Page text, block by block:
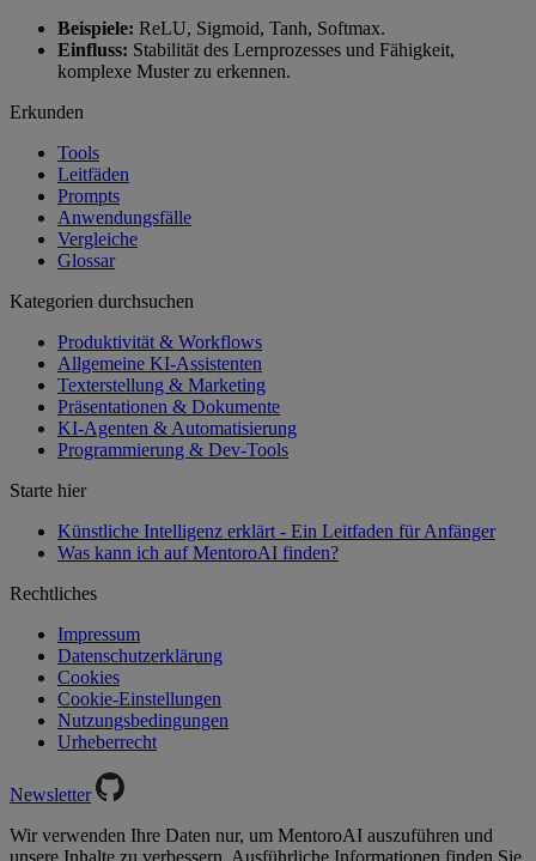
Beispiele: ReLU, Sigmoid, Tanh, Softmax.
Einfluss: Stabilität des Lernprozesses und Fähigkeit,
komplexe Muster zu erkennen.
Erkunden
Tools
Leitfäden
Prompts
Anwendungsfälle
Vergleiche
Glossar
Kategorien durchsuchen
Produktivität & Workflows
Allgemeine KI-Assistenten
Texterstellung & Marketing
Präsentationen & Dokumente
KI-Agenten & Automatisierung
Programmierung & Dev-Tools
Starte hier
Künstliche Intelligenz erklärt - Ein Leitfaden für Anfänger
Was kann ich auf MentoroAI finden?
Rechtliches
Impressum
Datenschutzerklärung
Cookies
Cookie-Einstellungen
Nutzungsbedingungen
Urheberrecht
Newsletter
Wir verwenden Ihre Daten nur, um MentoroAI auszuführen und